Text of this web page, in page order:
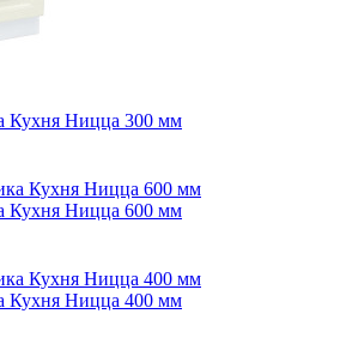
Ницца 300 мм
Ницца 600 мм
Ницца 400 мм